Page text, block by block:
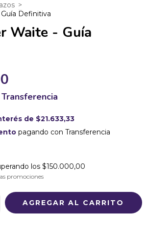
>
Definitiva
Waite - Guía
Transferencia
de $21.633,33
pagando con Transferencia
los $150.000,00
promociones